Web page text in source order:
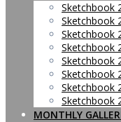
Sketchbook
Sketchbook
Sketchbook
Sketchbook
Sketchbook
Sketchbook
Sketchbook
Sketchbook
MONTHLY